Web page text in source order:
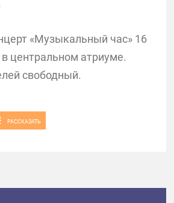
«Музыкальный час» 16
центральном атриуме.
свободный.
РАССКАЗАТЬ